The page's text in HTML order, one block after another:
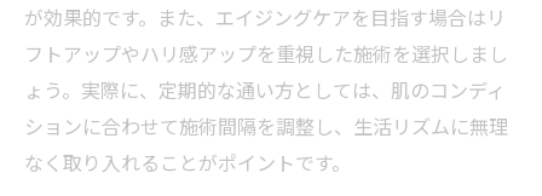
すっぴんが推奨されるフェイシャルエステ
来店時
施術当日の流れとエステ効果を高めるポイ
ント
フェイシャルエステ後のスキンケア注意点
が効果的です。また、エイジングケアを目指す場合はリ
フトアップやハリ感アップを重視した施術を選択しまし
ょう。実際に、定期的な通い方としては、肌のコンディ
ションに合わせて施術間隔を調整し、生活リズムに無理
なく取り入れることがポイントです。